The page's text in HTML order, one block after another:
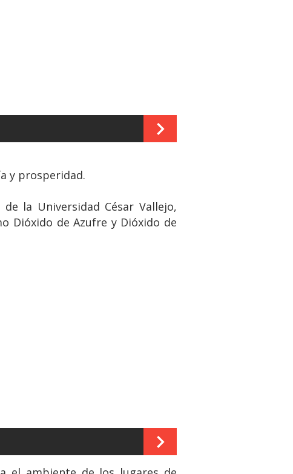
y prosperidad.
la Universidad César Vallejo,
Dióxido de Azufre y Dióxido de